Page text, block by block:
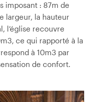
imposant : 87m de
largeur, la hauteur
l’église recouvre
ce qui rapporté à la
à 10m3 par
de confort.